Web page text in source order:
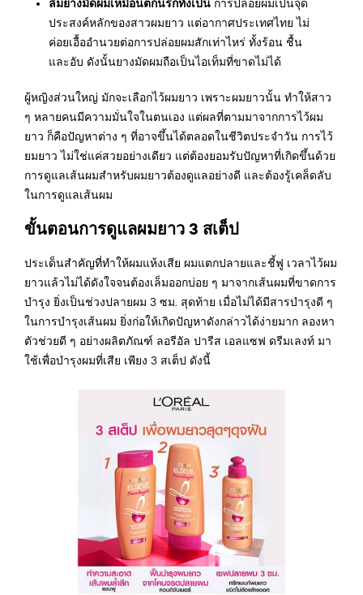
ลืมยางมัดผมเหมือนตกนรกทั้งเป็น การปล่อยผมเป็นจุด
ประสงค์หลักของสาวผมยาว แต่อากาศประเทศไทย ไม่
ค่อยเอื้ออำนวยต่อการปล่อยผมสักเท่าไหร่ ทั้งร้อน ชื้น
และอับ ดังนั้นยางมัดผมถือเป็นไอเท็มที่ขาดไม่ได้
ผู้หญิงส่วนใหญ่ มักจะเลือกไว้ผมยาว เพราะผมยาวนั้น ทำให้สาว
ๆ หลายคนมีความมั่นใจในตนเอง แต่ผลที่ตามมาจากการไว้ผม
ยาว ก็คือปัญหาต่าง ๆ ที่อาจขึ้นได้ตลอดในชีวิตประจำวัน การไว้
ยมยาว ไม่ใช่แค่สวยอย่างเดียว แต่ต้องยอมรับปัญหาที่เกิดขึ้นด้วย
การดูแลเส้นผมสำหรับผมยาวต้องดูแลอย่างดี และต้องรู้เคล็ดลับ
ในการดูแลเส้นผม
ขั้นตอนการดูแลผมยาว 3 สเต็ป
ประเด็นสำคัญที่ทำให้ผมแห้งเสีย ผมแตกปลายและชี้ฟู เวลาไว้ผม
ยาวแล้วไม่ได้ดังใจจนต้องเล็มออกบ่อย ๆ มาจากเส้นผมที่ขาดการ
บำรุง ยิ่งเป็นช่วงปลายผม 3 ซม. สุดท้าย เมื่อไม่ได้มีสารบำรุงดี ๆ
ในการบำรุงเส้นผม ยิ่งก่อให้เกิดปัญหาดังกล่าวได้ง่ายมาก ลองหา
ตัวช่วยดี ๆ อย่างผลิตภัณฑ์ ลอรีอัล ปารีส เอลแซฟ ดรีมเลงท์ มา
ใช้เพื่อบำรุงผมที่เสีย เพียง 3 สเต็ป ดังนี้